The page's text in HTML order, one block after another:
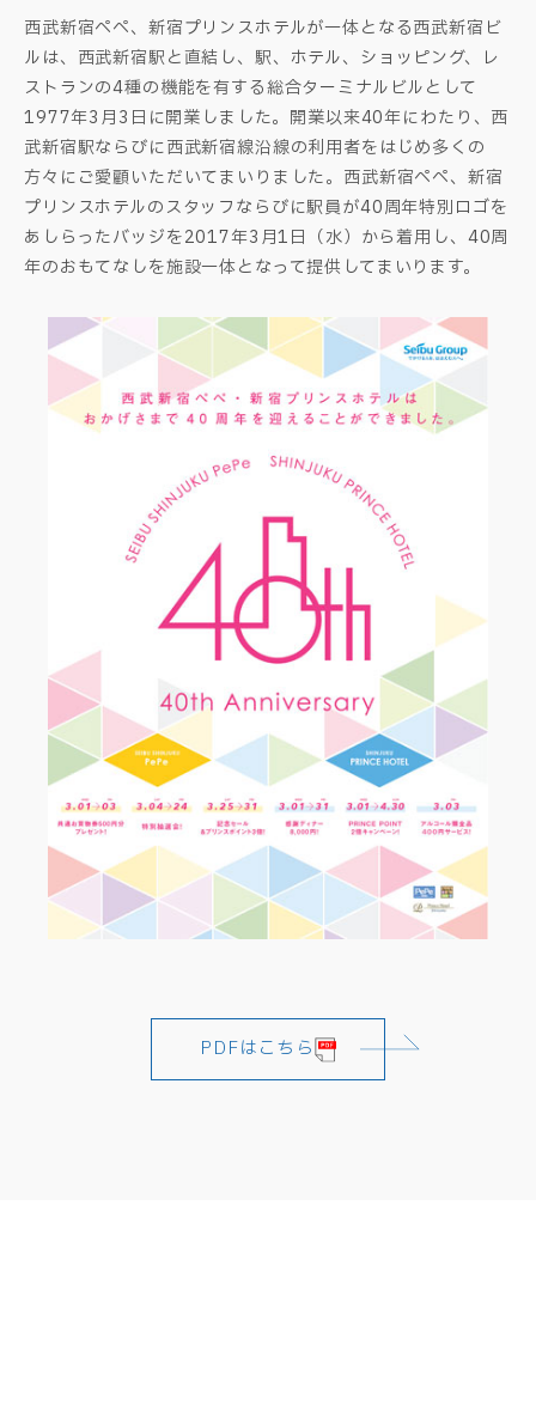
西武新宿ペペ、新宿プリンスホテルが一体となる西武新宿ビ
ルは、西武新宿駅と直結し、駅、ホテル、ショッピング、レ
ストランの4種の機能を有する総合ターミナルビルとして
1977年3月3日に開業しました。開業以来40年にわたり、西
武新宿駅ならびに西武新宿線沿線の利用者をはじめ多くの
方々にご愛顧いただいてまいりました。西武新宿ペペ、新宿
プリンスホテルのスタッフならびに駅員が40周年特別ロゴを
あしらったバッジを2017年3月1日（水）から着用し、40周
年のおもてなしを施設一体となって提供してまいります。
PDFはこちら